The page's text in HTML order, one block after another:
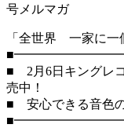
号メルマガ
「全世界 一家に一
■ 2月6日キングレ
売中！
■ 安心できる音色